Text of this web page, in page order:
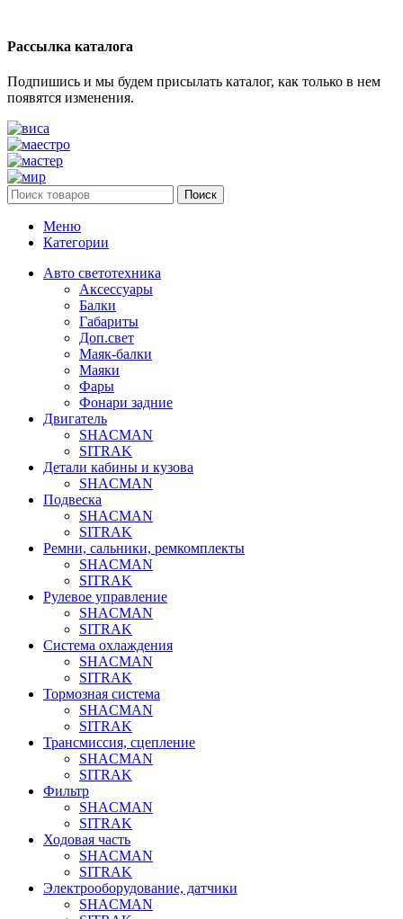
Рассылка каталога
Подпишись и мы будем присылать каталог, как только в нем
появятся изменения.
Поиск
Меню
Категории
Авто светотехника
Аксессуары
Балки
Габариты
Доп.свет
Маяк-балки
Маяки
Фары
Фонари задние
Двигатель
SHACMAN
SITRAK
Детали кабины и кузова
SHACMAN
Подвеска
SHACMAN
SITRAK
Ремни, сальники, ремкомплекты
SHACMAN
SITRAK
Рулевое управление
SHACMAN
SITRAK
Система охлаждения
SHACMAN
SITRAK
Тормозная система
SHACMAN
SITRAK
Трансмиссия, сцепление
SHACMAN
SITRAK
Фильтр
SHACMAN
SITRAK
Ходовая часть
SHACMAN
SITRAK
Электрооборудование, датчики
SHACMAN